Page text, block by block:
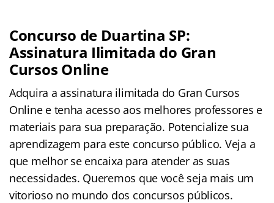
Concurso de Duartina SP:
Assinatura Ilimitada do Gran
Cursos Online
Adquira a assinatura ilimitada do Gran Cursos
Online e tenha acesso aos melhores professores e
materiais para sua preparação. Potencialize sua
aprendizagem para este concurso público. Veja a
que melhor se encaixa para atender as suas
necessidades. Queremos que você seja mais um
vitorioso no mundo dos concursos públicos.